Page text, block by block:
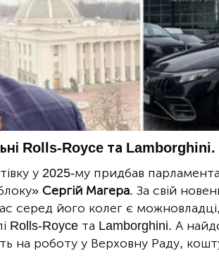
Rolls-Royce та Lamborghini.
у 2025-му придбав
Сергій Магера. За свій
серед його колег є
Rolls-Royce та Lamborghini. А
на роботу у Верховну Раду,